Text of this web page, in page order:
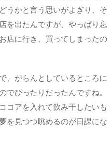
うかと言う思いがよぎり、そ
を出たんですが、やっぱり忘
店に行き、買ってしまったの
、がらんとしているところに
でぴったりだったんですね。
コアを入れて飲み干したいも
を見つつ眺めるのが日課にな